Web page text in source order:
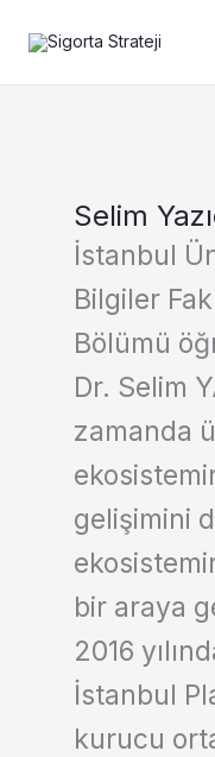
Selim
İstanbul
Bilgiler
Bölümü
Dr. Selim
zamanda
gelişimini
bir araya
2016
İstanbul
kurucu